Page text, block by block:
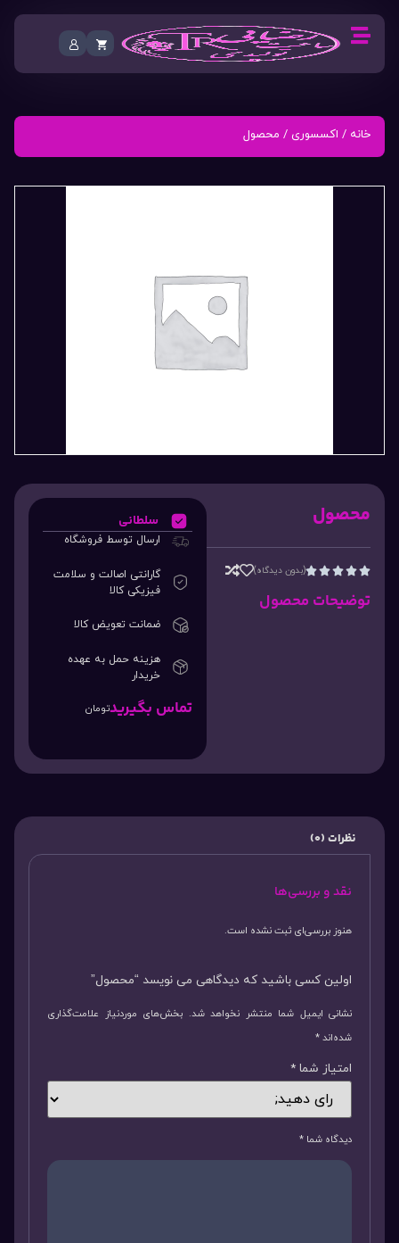
خانه / اکسسوری / محصول
محصول




(بدون دیدگاه)
توضیحات محصول
سلطانی
ارسال توسط فروشگاه
گارانتی اصالت و سلامت
فیزیکی کالا
ضمانت تعویض کالا
هزینه حمل به عهده
خریدار
تماس بگیریدتومان
نظرات (0)
نقد و بررسی‌ها
هنوز بررسی‌ای ثبت نشده است.
اولین کسی باشید که دیدگاهی می نویسد “محصول”
نشانی ایمیل شما منتشر نخواهد شد. بخش‌های موردنیاز علامت‌گذاری
شده‌اند*
امتیاز شما *
دیدگاه شما *